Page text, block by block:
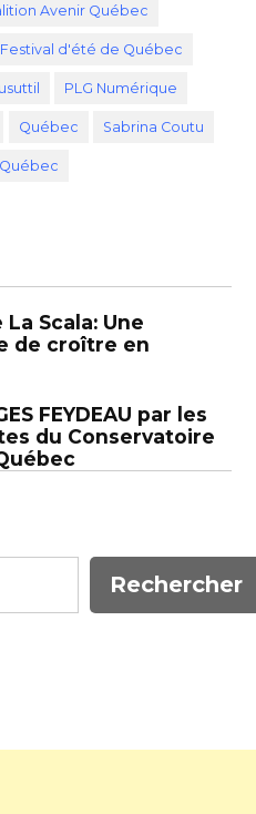
Avenir Québec
Festival d'été de Québec
PLG Numérique
Québec Sabrina Coutu
Scala: Une
de croître en
FEYDEAU par les
du Conservatoire
Rechercher